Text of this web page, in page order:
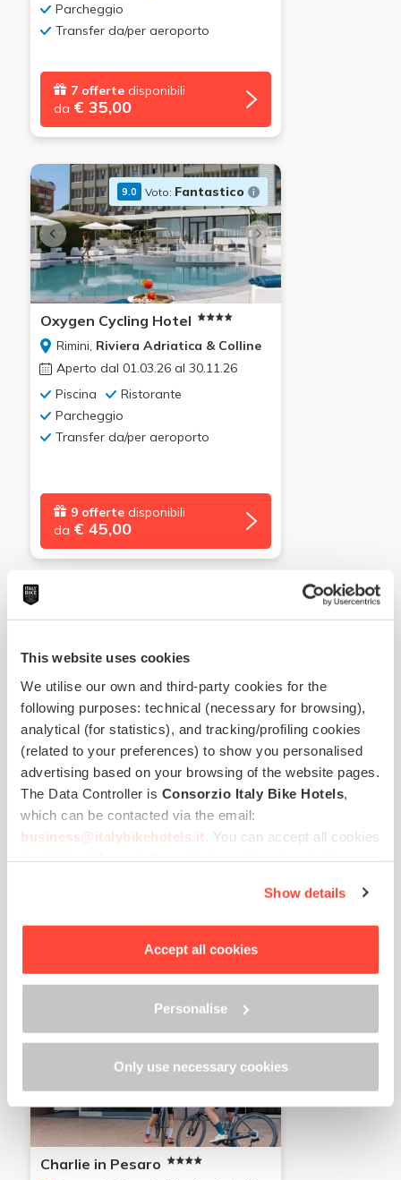
This website uses cookies
We utilise our own and third-party cookies for the
following purposes: technical (necessary for browsing),
analytical (for statistics), and tracking/profiling cookies
(related to your preferences) to show you personalised
advertising based on your browsing of the website pages.
The Data Controller is Consorzio Italy Bike Hotels
which can be contacted via the email:
business@italybikehotels.it . You can accept all cookies
In order to withdraw the consent provided previously and
to view the complete information on data processing,
Show details
Accept all cookies
Personalise
Only use necessary cookies
Parcheggio
Transfer da/per aeroporto
7 offerte disponibili
da € 35,00
9.0 Voto: Fantastico
Oxygen Cycling Hotel
Rimini, Riviera Adriatica & Colline
Aperto dal 01.03.26 al 30.11.26
Piscina
Ristorante
Parcheggio
Transfer da/per aeroporto
9 offerte disponibili
da € 45,00
Ancora Hotel & Residence
Cattolica,Riviera Adriatica &
Colline
Piscina
Centro benessere
Ristorante
Parcheggio
9.1 Voto:Eccellente
Charlie in Pesaro